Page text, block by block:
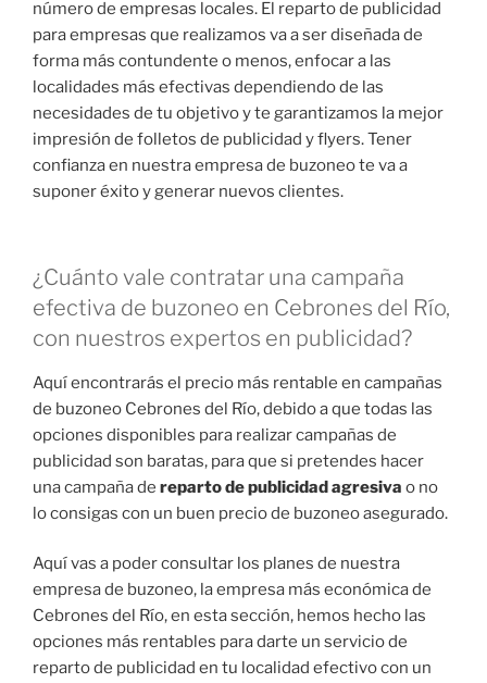
número de empresas locales. El reparto de publicidad
para empresas que realizamos va a ser diseñada de
forma más contundente o menos, enfocar a las
localidades más efectivas dependiendo de las
necesidades de tu objetivo y te garantizamos la mejor
impresión de folletos de publicidad y flyers. Tener
confianza en nuestra empresa de buzoneo te va a
suponer éxito y generar nuevos clientes.
¿Cuánto vale contratar una campaña
efectiva de buzoneo en Cebrones del Río,
con nuestros expertos en publicidad?
Aquí encontrarás el precio más rentable en campañas
de buzoneo Cebrones del Río, debido a que todas las
opciones disponibles para realizar campañas de
publicidad son baratas, para que si pretendes hacer
una campaña de reparto de publicidad agresiva o no
lo consigas con un buen precio de buzoneo asegurado.
Aquí vas a poder consultar los planes de nuestra
empresa de buzoneo, la empresa más económica de
Cebrones del Río, en esta sección, hemos hecho las
opciones más rentables para darte un servicio de
reparto de publicidad en tu localidad efectivo con un